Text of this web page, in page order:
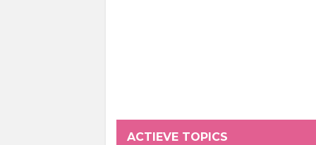
ACTIEVE TOPICS